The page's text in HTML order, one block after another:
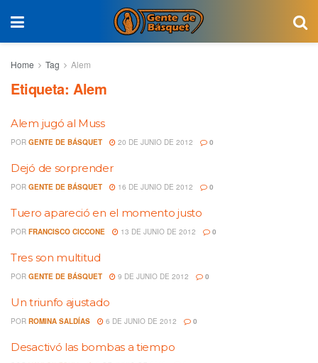
Home Tag Alem
Etiqueta: Alem
Alem jugó al Muss
POR GENTE DE BÁSQUET 20 DE JUNIO DE 2012 0
Dejó de sorprender
POR GENTE DE BÁSQUET 16 DE JUNIO DE 2012 0
Tuero apareció en el momento justo
POR FRANCISCO CICCONE 13 DE JUNIO DE 2012 0
Tres son multitud
POR GENTE DE BÁSQUET 9 DE JUNIO DE 2012 0
Un triunfo ajustado
POR ROMINA SALDÍAS 6 DE JUNIO DE 2012 0
Desactivó las bombas a tiempo